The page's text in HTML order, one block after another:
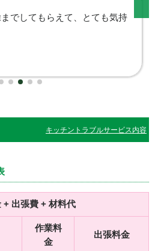
でしてもらえて、とても気持
キッチントラブルサービス内容
+ 出張費 + 材料代
作業料
金
出張料金